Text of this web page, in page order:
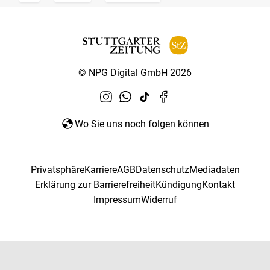
© NPG Digital GmbH 2026
Wo Sie uns noch folgen können
PrivatsphäreKarriereAGBDatenschutzMediadaten
Erklärung zur BarrierefreiheitKündigungKontakt
ImpressumWiderruf